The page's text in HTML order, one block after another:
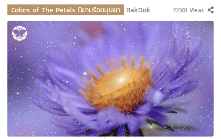
Colors of The Petals นิยามร้อยบุปผา RakDok 22301 Views